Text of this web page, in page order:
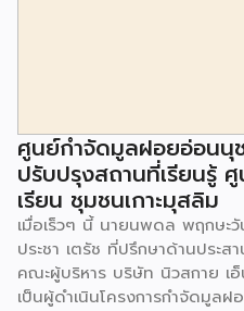
ศูนย์กำจัดมูลฝอยอ่อนนุ
ปรับปรุงสถานที่เรียนรู้
เรียน ชุมชนเกาะมุสลิม
เมื่อเร็วๆ นี้ นายนพดล พฤกษะ
ประชา เตรัช ที่ปรึกษาด้านประ
คณะผู้บริหาร บริษัท นิวสกาย เ
เป็นผู้ดำเนินโครงการกำจัดมูล